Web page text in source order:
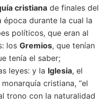
cristiana de finales del
época durante la cual la
políticos, que eran al
los Gremios, que tenían
tenía el saber;
leyes: y la Iglesia, el
cristiana, “el
trono con la naturalidad